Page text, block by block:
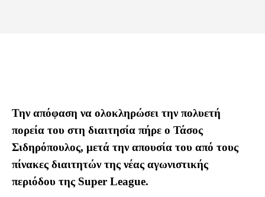
Την απόφαση να ολοκληρώσει την πολυετή
πορεία του στη διαιτησία πήρε ο Τάσος
Σιδηρόπουλος, μετά την απουσία του από τους
πίνακες διαιτητών της νέας αγωνιστικής
περιόδου της Super League.